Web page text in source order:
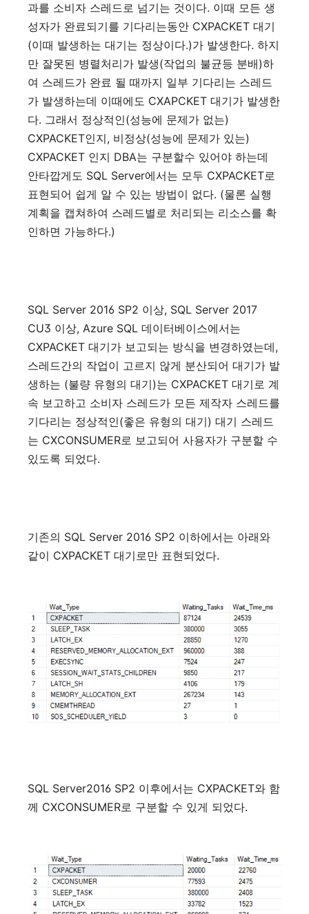
과를 소비자 스레드로 넘기는 것이다. 이때 모든 생
성자가 완료되기를 기다리는동안 CXPACKET 대기
(이때 발생하는 대기는 정상이다.)가 발생한다. 하지
만 잘못된 병렬처리가 발생(작업의 불균등 분배 )하
여 스레드가 완료 될 때까지 일부 기다리는 스레드
가 발생하는데 이때에도 CXAPCKET 대기가 발생한
다. 그래서 정상적인(성능에 문제가 없는)
CXPACKET인지 , 비정상(성능에 문제가 있는)
CXPACKET 인지 DBA는 구분할수 있어야 하는데
안타깝게도 SQL Server에서는 모두 CXPACKET로
표현되어 쉽게 알 수 있는 방법이 없다. (물론 실행
계획을 캡쳐하여 스레드별로 처리되는 리소스를 확
인하면 가능하다.)
SQL Server 2016 SP2 이상, SQL Server 2017
CU3 이상, Azure SQL 데이터베이스에서는
CXPACKET 대기가 보고되는 방식을 변경하였는데 ,
스레드간의 작업이 고르지 않게 분산되어 대기가 발
생하는 (불량 유형의 대기 )는 CXPACKET 대기로 계
속 보고하고 소비자 스레드가 모든 제작자 스레드를
기다리는 정상적인(좋은 유형의 대기 ) 대기
스레드
는 CXCONSUMER로 보고되어 사용자가 구분할 수
있도록 되었다.
기존의 SQL Server 2016 SP2 이하에서는 아래와
같이
CXPACKET 대기로만 표현되었다.
SQL Server2016 SP2 이후에서는 CXPACKET와 함
께
CXCONSUMER로 구분할 수 있게 되었다.